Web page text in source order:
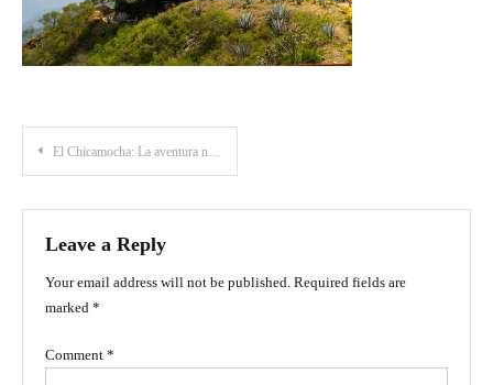
Post
navigation
El Chicamocha: La aventura natural que comienza en Bucaramanga
Leave a Reply
Your email address will not be published. Required fields are
marked *
Comment *